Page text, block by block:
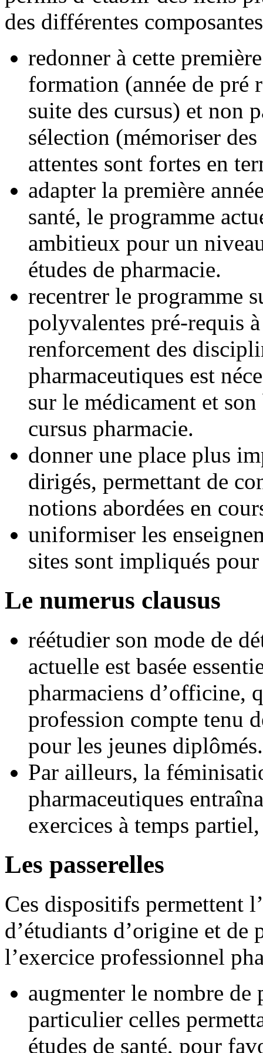
des différentes
redonner à cette
formation (année de pré
suite des cursus) et non
sélection (mémoriser
attentes sont fortes en
adapter la première
santé, le programme
ambitieux pour un
études de pharmacie.
recentrer le programme
polyvalentes pré-requis
renforcement des
pharmaceutiques est
sur le médicament et
cursus pharmacie.
donner une place plus
dirigés, permettant de
notions abordées en
uniformiser les
sites sont impliqués pour
Le numerus clausus
réétudier son mode de
actuelle est basée
pharmaciens d’officine,
profession compte tenu
pour les jeunes diplômés.
Par ailleurs, la
pharmaceutiques
exercices à temps
Les passerelles
Ces dispositifs permettent
d’étudiants d’origine et
l’exercice professionnel
augmenter le nombre de
particulier celles
études de santé, pour